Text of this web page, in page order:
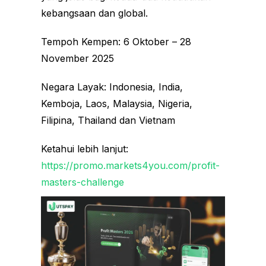
kebangsaan dan global.
Tempoh Kempen: 6 Oktober – 28
November 2025
Negara Layak: Indonesia, India,
Kemboja, Laos, Malaysia, Nigeria,
Filipina, Thailand dan Vietnam
Ketahui lebih lanjut:
https://promo.markets4you.com/profit-
masters-challenge